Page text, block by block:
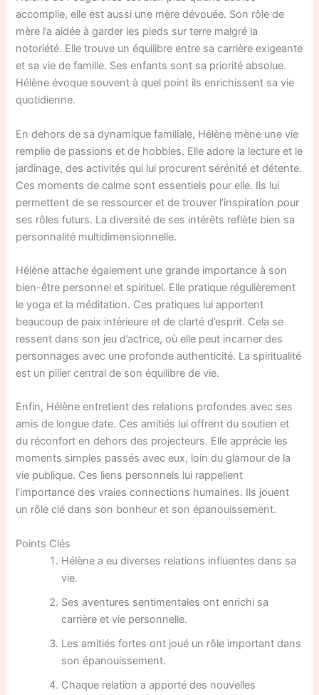
accomplie, elle est aussi une mère dévouée. Son rôle de
mère l’a aidée à garder les pieds sur terre malgré la
notoriété. Elle trouve un équilibre entre sa carrière exigeante
et sa vie de famille. Ses enfants sont sa priorité absolue.
Hélène évoque souvent à quel point ils enrichissent sa vie
quotidienne.
En dehors de sa dynamique familiale, Hélène mène une vie
remplie de passions et de hobbies. Elle adore la lecture et le
jardinage, des activités qui lui procurent sérénité et détente.
Ces moments de calme sont essentiels pour elle. Ils lui
permettent de se ressourcer et de trouver l’inspiration pour
ses rôles futurs. La diversité de ses intérêts reflète bien sa
personnalité multidimensionnelle.
Hélène attache également une grande importance à son
bien-être personnel et spirituel. Elle pratique régulièrement
le yoga et la méditation. Ces pratiques lui apportent
beaucoup de paix intérieure et de clarté d’esprit. Cela se
ressent dans son jeu d’actrice, où elle peut incarner des
personnages avec une profonde authenticité. La spiritualité
est un pilier central de son équilibre de vie.
Enfin, Hélène entretient des relations profondes avec ses
amis de longue date. Ces amitiés lui offrent du soutien et
du réconfort en dehors des projecteurs. Elle apprécie les
moments simples passés avec eux, loin du glamour de la
vie publique. Ces liens personnels lui rappellent
l’importance des vraies connections humaines. Ils jouent
un rôle clé dans son bonheur et son épanouissement.
Points Clés
Hélène a eu diverses relations influentes dans sa
vie.
Ses aventures sentimentales ont enrichi sa
carrière et vie personnelle.
Les amitiés fortes ont joué un rôle important dans
son épanouissement.
Chaque relation a apporté des nouvelles